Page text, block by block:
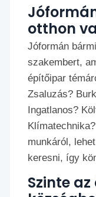
otthon
Jóformán
szakembert,
építőipar
Zsaluzás?
Ingatlanos?
munkáról,
keresni, így
Szinte